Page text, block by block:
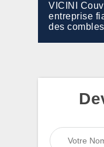
VICINI
entreprise
des